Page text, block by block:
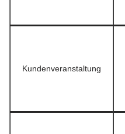
Kundenveranstaltung